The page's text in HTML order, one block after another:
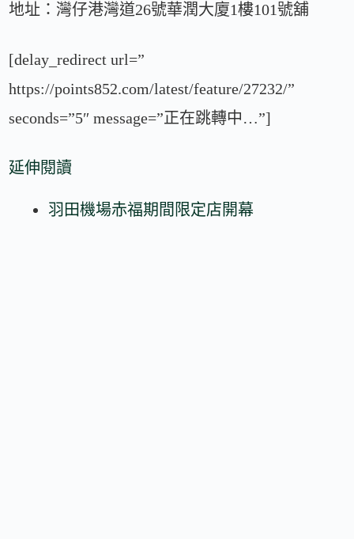
地址：灣仔港灣道26號華潤大廈1樓101號舖
[delay_redirect url=”
https://points852.com/latest/feature/27232/”
seconds=”5″ message=”正在跳轉中…”]
延伸閱讀
羽田機場赤福期間限定店開幕